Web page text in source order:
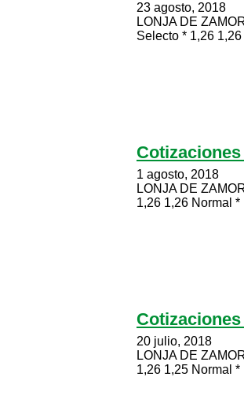
23 agosto, 2018
LONJA DE
Selecto * 1,26
1 agosto, 2018
LONJA DE
1,26 1,26 Normal
20 julio, 2018
LONJA DE
1,26 1,25 Normal